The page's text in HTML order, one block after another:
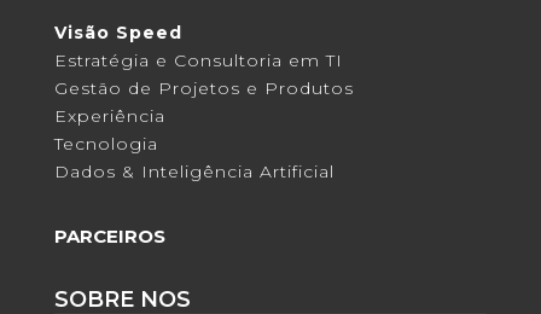
Visão Speed
Estratégia e Consultoria em TI
Gestão de Projetos e Produtos
Experiência
Tecnologia
Dados & Inteligência Artificial
PARCEIROS
SOBRE NOS